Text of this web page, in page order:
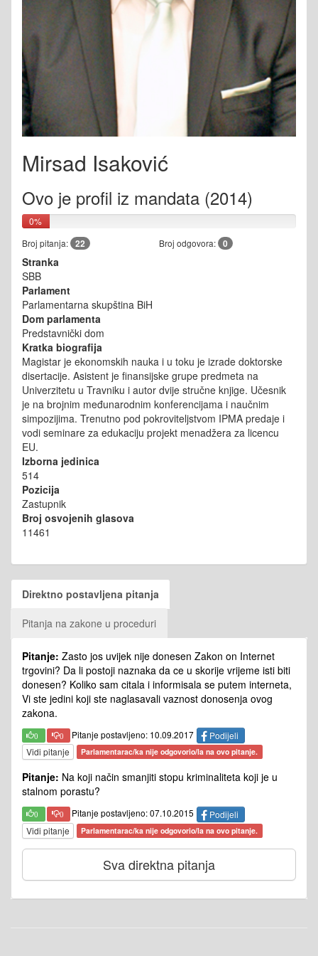
Mirsad Isaković
Ovo je profil iz mandata (2014)
0%
Broj pitanja: 22 Broj odgovora: 0
Stranka
SBB
Parlament
Parlamentarna skupština BiH
Dom parlamenta
Predstavnički dom
Kratka biografija
Magistar je ekonomskih nauka i u toku je izrade doktorske
disertacije. Asistent je finansijske grupe predmeta na
Univerzitetu u Travniku i autor dvije stručne knjige. Učesnik
je na brojnim međunarodnim konferencijama i naučnim
simpozijima. Trenutno pod pokroviteljstvom IPMA predaje i
vodi seminare za edukaciju projekt menadžera za licencu
EU.
Izborna jedinica
514
Pozicija
Zastupnik
Broj osvojenih glasova
11461
Direktno postavljena pitanja
Pitanja na zakone u proceduri
Pitanje: Zasto jos uvijek nije donesen Zakon on Internet
trgovini? Da li postoji naznaka da ce u skorije vrijeme isti biti
donesen? Koliko sam citala i informisala se putem interneta,
Vi ste jedini koji ste naglasavali vaznost donosenja ovog
zakona.
0 0 Pitanje postavljeno: 10.09.2017
Podijeli
Vidi pitanje
Parlamentarac/ka nije odgovorio/la na ovo pitanje.
Pitanje: Na koji način smanjiti stopu kriminaliteta koji je u
stalnom porastu?
0 0 Pitanje postavljeno: 07.10.2015
Podijeli
Vidi pitanje
Parlamentarac/ka nije odgovorio/la na ovo pitanje.
Sva direktna pitanja